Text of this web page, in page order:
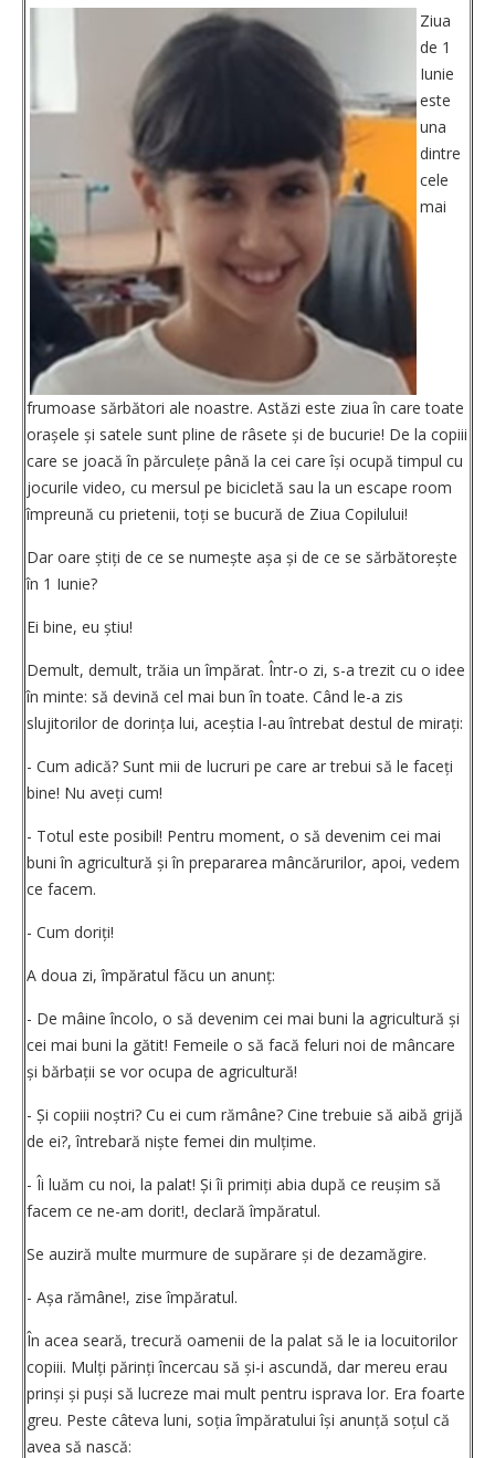
Ziua
de 1
Iunie
este
una
dintre
cele
mai
frumoase sărbători ale noastre. Astăzi este ziua în care toate
orașele și satele sunt pline de râsete și de bucurie! De la copiii
care se joacă în părculețe până la cei care își ocupă timpul cu
jocurile video, cu mersul pe bicicletă sau la un escape room
împreună cu prietenii, toți se bucură de Ziua Copilului!
Dar oare știți de ce se nu­mește așa și de ce se sărbă­torește
în 1 Iunie?
Ei bine, eu știu!
Demult, demult, trăia un împărat. Într-o zi, s-a trezit cu o idee
în minte: să devină cel mai bun în toate. Când le-a zis
slujitorilor de dorința lui, aceștia l-au întrebat destul de mirați:
- Cum adică? Sunt mii de lucruri pe care ar trebui să le faceți
bine! Nu aveți cum!
- Totul este posibil! Pentru moment, o să devenim cei mai
buni în agricultură și în prepararea mâncărurilor, apoi, vedem
ce facem.
- Cum doriți!
A doua zi, împăratul făcu un anunț:
- De mâine încolo, o să devenim cei mai buni la agricultură și
cei mai buni la gătit! Femeile o să facă feluri noi de mâncare
și bărbații se vor ocupa de agricultură!
- Și copiii noștri? Cu ei cum rămâne? Cine trebuie să aibă grijă
de ei?, întrebară niște femei din mulțime.
- Îi luăm cu noi, la palat! Și îi primiți abia după ce reușim să
facem ce ne-am dorit!, declară împăratul.
Se auziră multe murmure de supărare și de dezamăgire.
- Așa rămâne!, zise împăratul.
În acea seară, trecură oamenii de la palat să le ia locuitorilor
copiii. Mulți părinți încercau să și-i ascundă, dar mereu erau
prinși și puși să lucreze mai mult pentru isprava lor. Era foarte
greu. Peste câteva luni, soția împăratului își anunță soțul că
avea să nască: